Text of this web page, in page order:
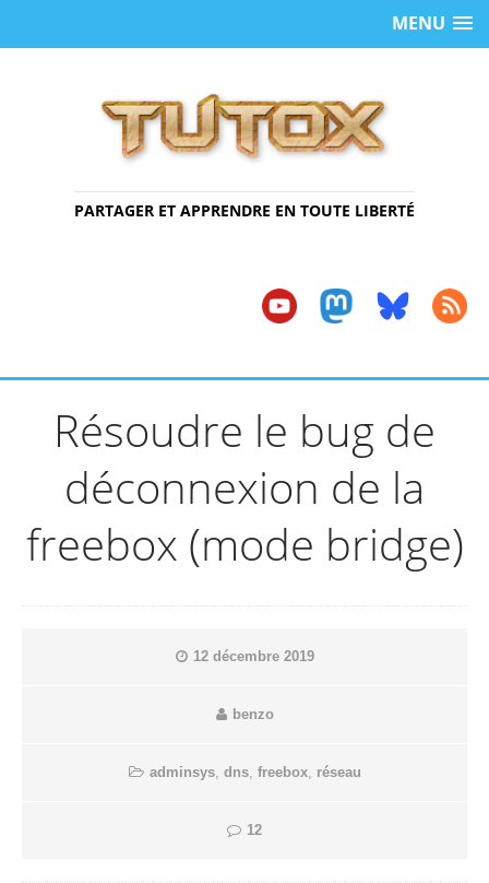
MENU
PARTAGER ET APPRENDRE EN TOUTE LIBERTÉ
Résoudre le bug de
déconnexion de la
freebox (mode bridge)
12 décembre 2019
benzo
adminsys, dns, freebox, réseau
12